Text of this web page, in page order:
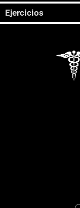
Ejercicios